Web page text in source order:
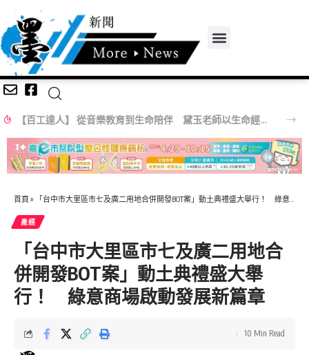
【百工達人】 從音樂教育到生命陪伴 黛玉老師以生命經驗打造共學平台
首頁 » 「台中市大里區市七及廣二用地合併開發BOT案」動土典禮盛大舉行！ 綠意商場啟動發展新篇章
產經
「台中市大里區市七及廣二用地合
併開發BOT案」動土典禮盛大舉
行！ 綠意商場啟動發展新篇章
10 Min Read